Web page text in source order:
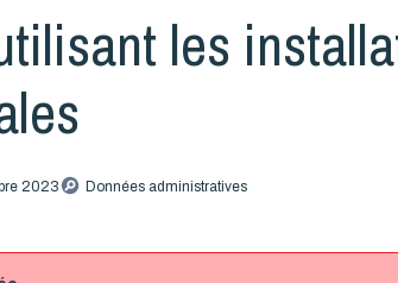
les
2023 Données administratives